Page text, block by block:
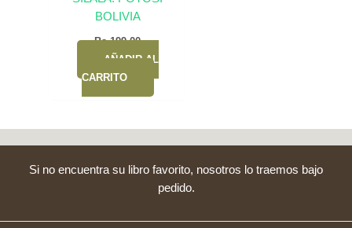
BOLIVIA
Bs.199,00
AÑADIR AL
CARRITO
Si no encuentra su libro favorito, nosotros lo traemos bajo
pedido.